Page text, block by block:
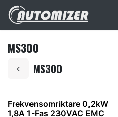
Hoppa till innehåll
MS300
MS300
Frekvensomriktare 0,2kW
1,8A 1-Fas 230VAC EMC